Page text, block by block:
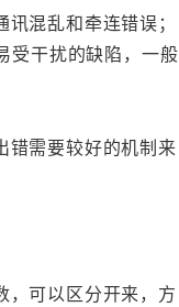
混乱和牵连错误；
受干扰的缺陷，一般
错需要较好的机制来
，可以区分开来，方